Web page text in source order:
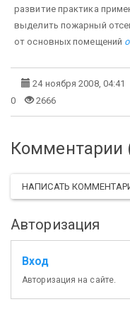
развитие практика
выделить пожарный
от основных помещений
24 ноября 2008, 04:41
0 2666
Комментарии
НАПИСАТЬ
Авторизация
Вход
Авторизация на сайте.